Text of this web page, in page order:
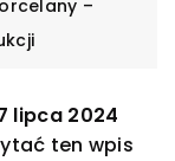
–
lipca 2024
ten wpis